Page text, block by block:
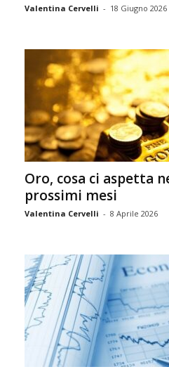
Valentina Cervelli - 18 Giugno 2026
Oro, cosa ci aspetta
prossimi mesi
Valentina Cervelli - 8 Aprile 2026